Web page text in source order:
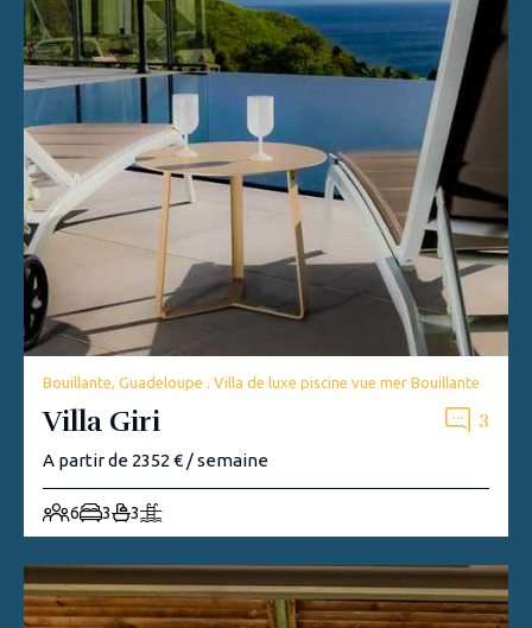
Bouillante, Guadeloupe . Villa de luxe piscine vue mer Bouillante
Villa Giri 3
A partir de 2352 € / semaine
6 3 3